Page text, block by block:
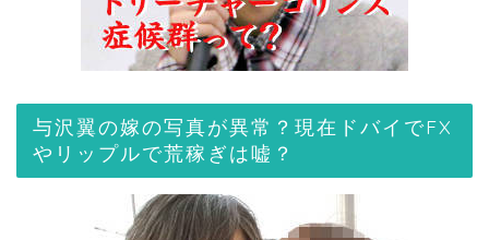
与沢翼の嫁の写真が異常？現在ドバイでFX
やリップルで荒稼ぎは嘘？